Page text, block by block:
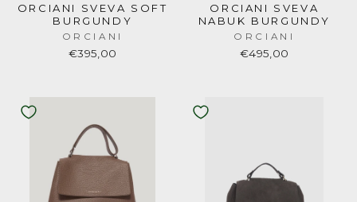
ORCIANI SVEVA SOFT
BURGUNDY
ORCIANI
€395,00
ORCIANI SVEVA
NABUK BURGUNDY
ORCIANI
€495,00